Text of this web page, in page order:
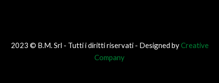
2023 © B.M. Srl - Tutti i diritti riservati - Designed byCreative
Company